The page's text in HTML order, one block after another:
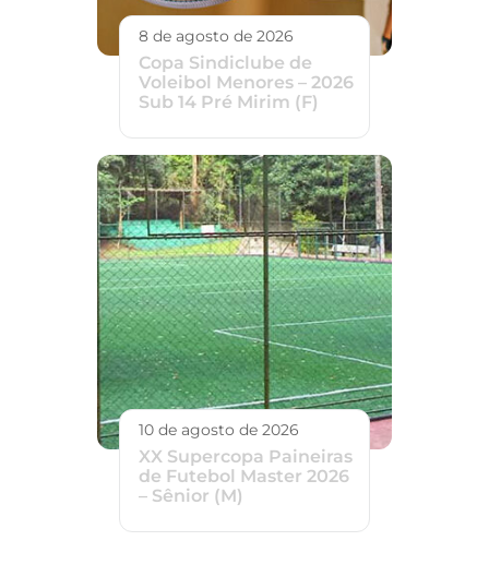
8 de agosto de 2026
Copa Sindiclube de
Voleibol Menores – 2026
Sub 14 Pré Mirim (F)
10 de agosto de 2026
XX Supercopa Paineiras
de Futebol Master 2026
– Sênior (M)